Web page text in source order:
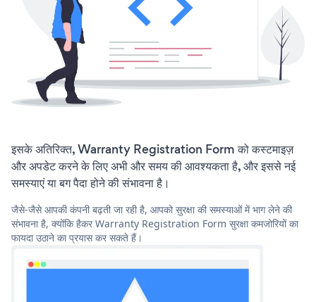
इसके अतिरिक्त, Warranty Registration Form को कस्टमाइज़
और अपडेट करने के लिए अभी और समय की आवश्यकता है, और इससे नई
समस्याएं या बग पैदा होने की संभावना है।
जैसे-जैसे आपकी कंपनी बढ़ती जा रही है, आपको सुरक्षा की समस्याओं में भाग लेने की
संभावना है, क्योंकि हैकर Warranty Registration Form सुरक्षा कमजोरियों का
फायदा उठाने का प्रयास कर सकते हैं।